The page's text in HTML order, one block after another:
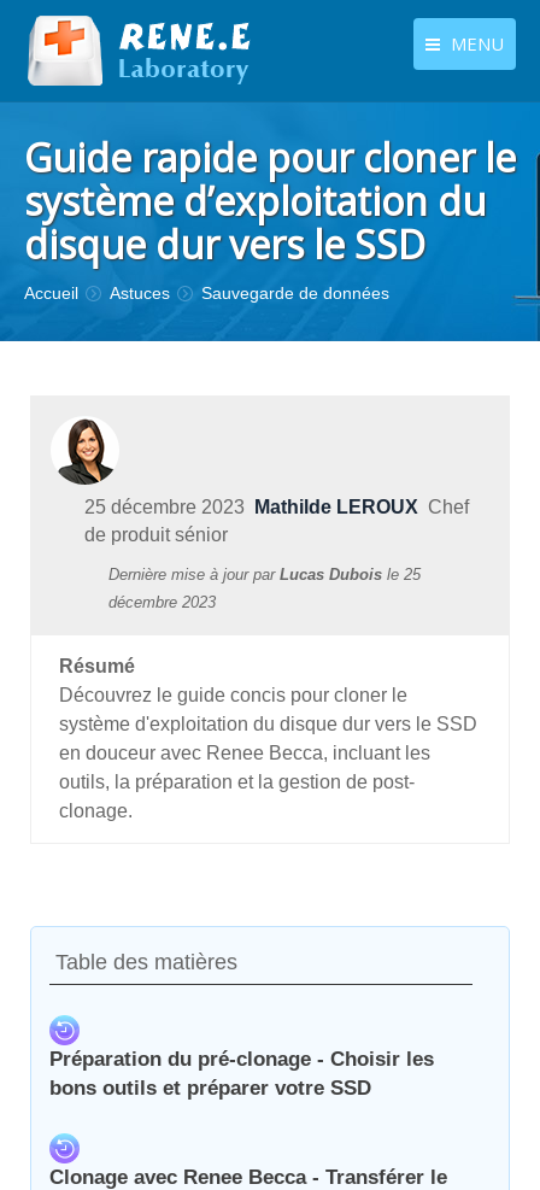
MENU
Centre de téléchargement
Boutique
Langues
Guide rapide pour cloner le
système d’exploitation du
disque dur vers le SSD
Vous êtes ici :
Accueil Astuces Sauvegarde de données
25 décembre 2023 Mathilde LEROUX Chef
de produit sénior
Dernière mise à jour par Lucas Dubois le 25
décembre 2023
Résumé
Découvrez le guide concis pour cloner le
système d'exploitation du disque dur vers le SSD
en douceur avec Renee Becca, incluant les
outils, la préparation et la gestion de post-
clonage.
Table des matières
Préparation du pré-clonage - Choisir les
bons outils et préparer votre SSD
Clonage avec Renee Becca - Transférer le